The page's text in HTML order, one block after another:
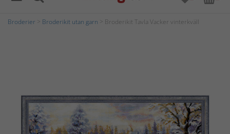
Broderier Broderikit utan garn > Broderikit Tavla Vacker vinterkväll